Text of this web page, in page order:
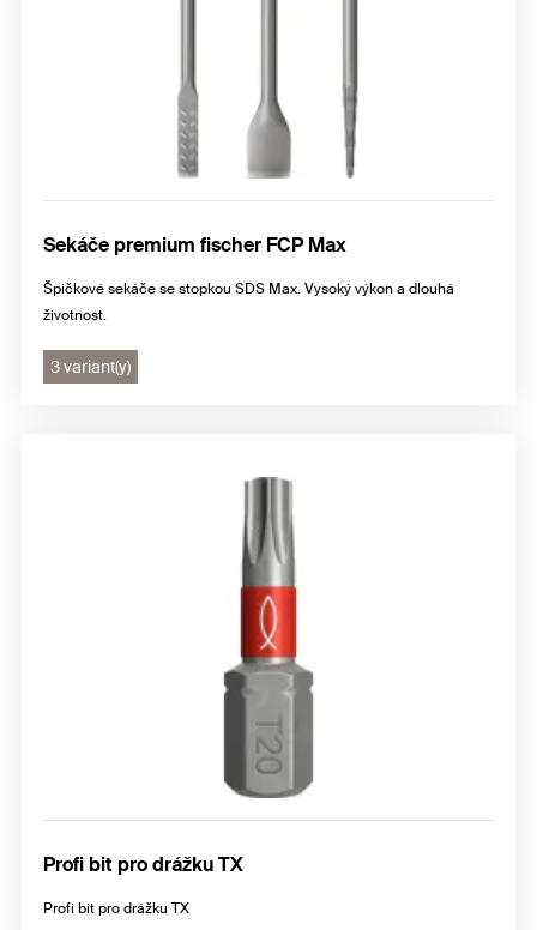
Sekáče premium fischer FCP Max
Špičkové sekáče se stopkou SDS Max. Vysoký výkon a dlouhá
životnost.
3 variant(y)
Profi bit pro drážku TX
Profi bit pro drážku TX